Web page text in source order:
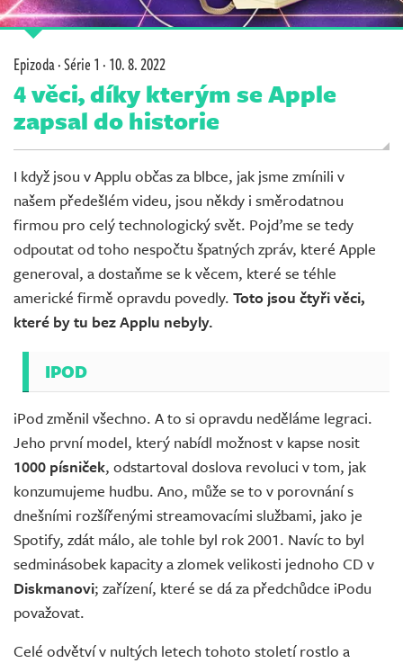
Epizoda · Série 1 ·10. 8. 2022
4 věci, díky kterým se Apple
zapsal do historie
I když jsou v Applu občas za blbce, jak jsme zmínili v
našem předešlém videu, jsou někdy i směrodatnou
firmou pro celý technologický svět. Pojďme se tedy
odpoutat od toho nespočtu špatných zpráv, které Apple
generoval, a dostaňme se k věcem, které se téhle
americké firmě opravdu povedly. Toto jsou čtyři věci,
které by tu bez Applu nebyly.
IPOD
iPod změnil všechno. A to si opravdu neděláme legraci.
Jeho první model, který nabídl možnost v kapse nosit
1000 písniček, odstartoval doslova revoluci v tom, jak
konzumujeme hudbu. Ano, může se to v porovnání s
dnešními rozšířenými streamovacími službami, jako je
Spotify, zdát málo, ale tohle byl rok 2001. Navíc to byl
sedminásobek kapacity a zlomek velikosti jednoho CD v
Diskmanovi; zařízení, které se dá za předchůdce iPodu
považovat.
Celé odvětví v nultých letech tohoto století rostlo a